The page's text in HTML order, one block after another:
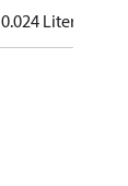
0.024 Liter